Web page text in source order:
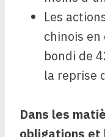
Les
chinois
bondi de
la reprise
Dans les